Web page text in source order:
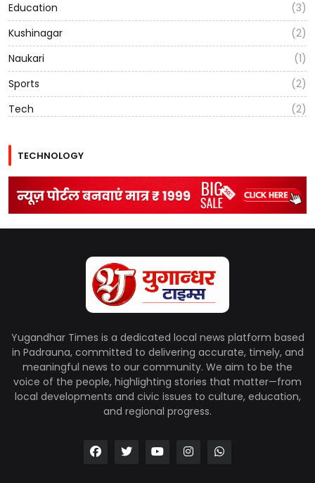
Education
(3)
Kushinagar
(2)
Naukari
(1)
Sports
(2)
Tech
(2)
TECHNOLOGY
Yugandhar Times is a dedicated local news platform based
in Padrauna, committed to delivering accurate, timely, and
meaningful news to our community. We aim to be the
voice of the people, highlighting stories that matter—from
local developments and civic issues to culture, education,
and regional progress.